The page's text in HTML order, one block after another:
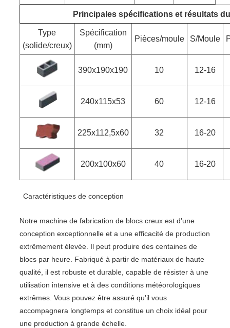
Principales spécifications et résultats
Type
(solide/creux)
Spécification
(mm)
Pièces/moule S/Moule
390x190x190 10 12-16
240x115x53 60 12-16
225x112,5x60 32 16-20
200x100x60 40 16-20
Caractéristiques de conception
Notre machine de fabrication de blocs creux est d'une
conception exceptionnelle et a une efficacité de production
extrêmement élevée. Il peut produire des centaines de
blocs par heure. Fabriqué à partir de matériaux de haute
qualité, il est robuste et durable, capable de résister à une
utilisation intensive et à des conditions météorologiques
extrêmes. Vous pouvez être assuré qu'il vous
accompagnera longtemps et constitue un choix idéal pour
une production à grande échelle.